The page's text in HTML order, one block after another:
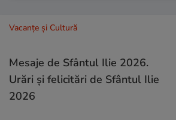
Vacanțe și Cultură
Mesaje de Sfântul Ilie 2026.
Urări și felicitări de Sfântul Ilie
2026